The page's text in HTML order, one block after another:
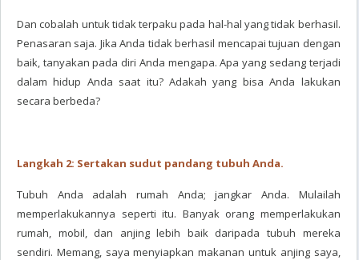
Dan cobalah untuk tidak terpaku pada hal-hal yang tidak berhasil.
Penasaran saja. Jika Anda tidak berhasil mencapai tujuan dengan
baik, tanyakan pada diri Anda mengapa. Apa yang sedang terjadi
dalam hidup Anda saat itu? Adakah yang bisa Anda lakukan
secara berbeda?
Langkah 2: Sertakan sudut pandang tubuh Anda.
Tubuh Anda adalah rumah Anda; jangkar Anda. Mulailah
memperlakukannya seperti itu. Banyak orang memperlakukan
rumah, mobil, dan anjing lebih baik daripada tubuh mereka
sendiri. Memang, saya menyiapkan makanan untuk anjing saya,